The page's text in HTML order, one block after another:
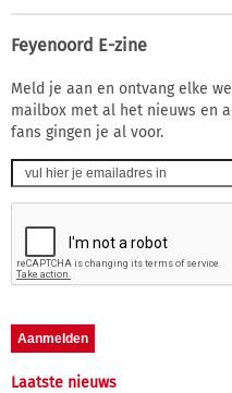
Feyenoord E-zine
Meld je aan en ontvang elke
mailbox met al het nieuws en
fans gingen je al voor.
Laatste nieuws